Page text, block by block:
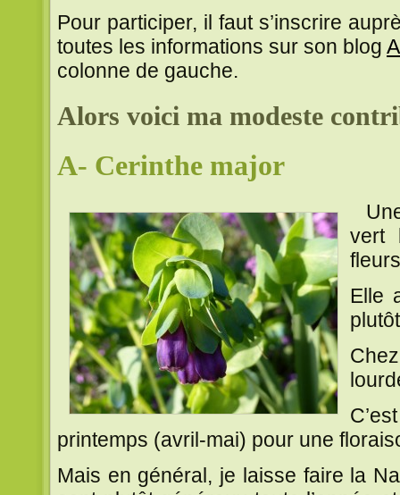
Pour participer, il faut s’inscrire
toutes les informations sur son blog
colonne de gauche.
Alors voici ma modeste
A- Cerinthe major
vert
Elle
printemps (avril-mai) pour une
Mais en général, je laisse faire la